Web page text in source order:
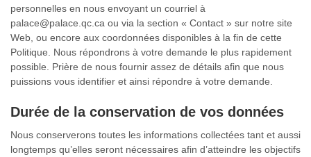
personnelles en nous envoyant un courriel à
palace@palace.qc.ca ou via la section « Contact » sur notre site
Web, ou encore aux coordonnées disponibles à la fin de cette
Politique. Nous répondrons à votre demande le plus rapidement
possible. Prière de nous fournir assez de détails afin que nous
puissions vous identifier et ainsi répondre à votre demande.
Durée de la conservation de vos données
Nous conserverons toutes les informations collectées tant et aussi
longtemps qu’elles seront nécessaires afin d’atteindre les objectifs